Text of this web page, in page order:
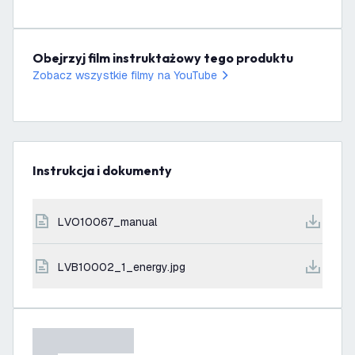
Obejrzyj film instruktażowy tego produktu
Zobacz wszystkie filmy na YouTube
Instrukcja i dokumenty
LVO10067_manual
LVB10002_1_energy.jpg